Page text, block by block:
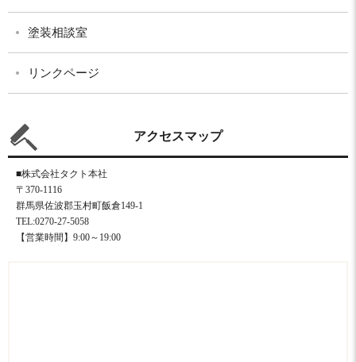
塗装相談室
リンクページ
アクセスマップ
■株式会社タクト本社
〒370-1116
群馬県佐波郡玉村町飯倉149-1
TEL:0270-27-5058
【営業時間】9:00～19:00